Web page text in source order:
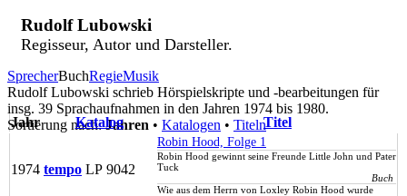
Rudolf Lubowski
Regisseur, Autor und Darsteller.
SprecherBuchRegieMusik
Rudolf Lubowski schrieb Hörspielskripte und -bearbeitungen für
insg. 39 Sprachaufnahmen in den Jahren 1974 bis 1980.
Sortierung nach:Jahren • Katalogen • Titeln
Jahr Katalog Titel
1974 tempo LP 9042
Robin Hood, Folge 1
Robin Hood gewinnt seine Freunde Little John und Pater
Tuck
Buch
Wie aus dem Herrn von Loxley Robin Hood wurde